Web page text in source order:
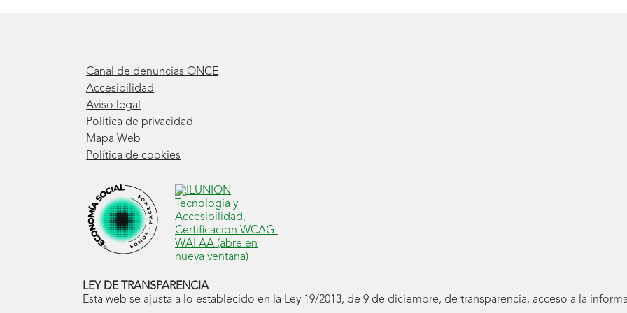
Canal de denuncias ONCE
Accesibilidad
Aviso legal
Política de privacidad
Mapa Web
Política de cookies
LEY DE TRANSPARENCIA
Esta web se ajusta a lo establecido en la Ley 19/2013, de 9 de diciembre, de transparencia, acceso a la